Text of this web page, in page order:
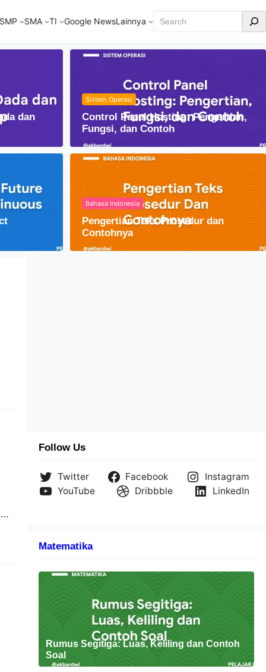
SMP SMA TI Google NewsLainnya Cari
Kehidupan Sehari-hari
dan
Sistem Operasi
Control Panel Hosting: Pengertian,
Fungsi, dan Contoh
Bahasa Indonesia
Pengertian Teks Prosedur dan
Contohnya
Follow Us
Twitter Facebook
Instagram
YouTube
Dribbble LinkedIn
Matematika
Rumus Segitiga: Luas, Keliling dan Contoh
Soal